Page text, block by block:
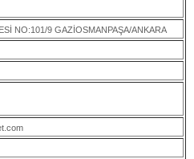
NO:101/9 GAZİOSMANPAŞA/ANKARA